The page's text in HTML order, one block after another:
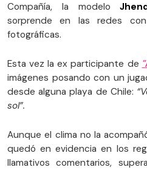
Compañía, la modelo
sorprende en las redes
fotográficas.
Esta vez la ex participante de
imágenes posando con un
desde alguna playa de Chile:
sol”.
Aunque el clima no la
quedó en evidencia en los
llamativos comentarios,